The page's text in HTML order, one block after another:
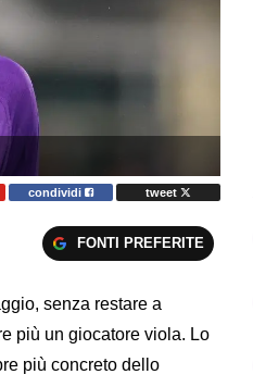
condividi tweet
FONTI PREFERITE
senza restare a
più un giocatore viola. Lo
più concreto dello